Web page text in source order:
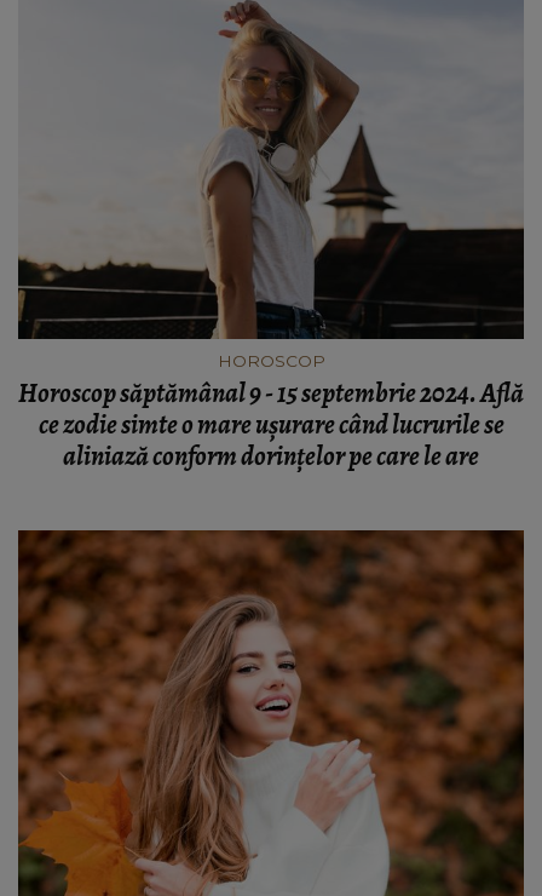
HOROSCOP
Horoscop săptămânal 9 - 15 septembrie 2024. Află
ce zodie simte o mare ușurare când lucrurile se
aliniază conform dorințelor pe care le are